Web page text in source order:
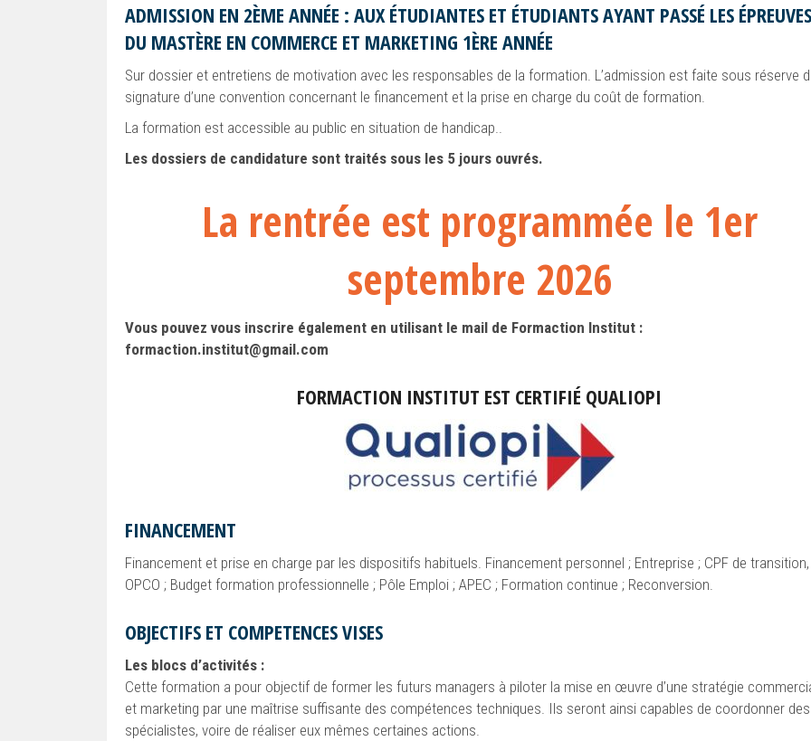
ADMISSION EN 2ÈME ANNÉE : AUX ÉTUDIANTES ET ÉTUDIANTS AYANT PASSÉ LES ÉPREUVES
DU MASTÈRE EN COMMERCE ET MARKETING 1ÈRE ANNÉE
Sur dossier et entretiens de motivation avec les responsables de la formation. L’admission est faite sous réserve
signature d’une convention concernant le financement et la prise en charge du coût de formation.
La formation est accessible au public en situation de handicap..
Les dossiers de candidature sont traités sous les 5 jours ouvrés.
La rentrée est programmée le 1er
septembre 2026
Vous pouvez vous inscrire également en utilisant le mail de Formaction Institut :
formaction.institut@gmail.com
FORMACTION INSTITUT EST CERTIFIÉ QUALIOPI
FINANCEMENT
Financement et prise en charge par les dispositifs habituels. Financement personnel ; Entreprise ; CPF de transition,
OPCO ; Budget formation professionnelle ; Pôle Emploi ; APEC ; Formation continue ; Reconversion.
OBJECTIFS ET COMPETENCES VISES
Les blocs d’activités :
Cette formation a pour objectif de former les futurs managers à piloter la mise en œuvre d’une stratégie
et marketing par une maîtrise suffisante des compétences techniques. Ils seront ainsi capables de coordonner des
spécialistes, voire de réaliser eux mêmes certaines actions.